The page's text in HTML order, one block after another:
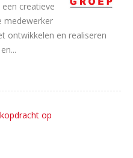
creatieve
medewerker
ontwikkelen en realiseren
op